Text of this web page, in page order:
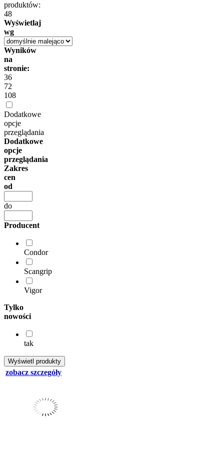
produktów:
48
Wyświetlaj
wg
Wyników
na
stronie:
36
72
108
Dodatkowe
opcje
przeglądania
Dodatkowe
opcje
przeglądania
Zakres
cen
od
do
Producent
Condor
Scangrip
Vigor
Tylko
nowości
tak
zobacz szczegóły